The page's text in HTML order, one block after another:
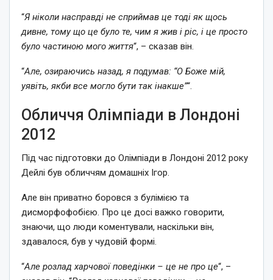
“Я ніколи насправді не сприймав це тоді як щось
дивне, тому що це було те, чим я жив і ріс, і це просто
було частиною мого життя“, – сказав він.
“Але, озираючись назад, я подумав: “О Боже мій,
уявіть, якби все могло бути так інакше”“.
Обличчя Олімпіади в Лондоні
2012
Під час підготовки до Олімпіади в Лондоні 2012 року
Дейлі був обличчям домашніх Ігор.
Але він приватно боровся з булімією та
дисморфофобією. Про це досі важко говорити,
знаючи, що люди коментували, наскільки він,
здавалося, був у чудовій формі.
“Але розлад харчової поведінки – це не про це“, –